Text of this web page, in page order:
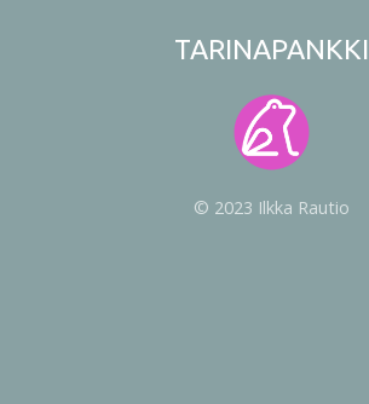
TARINAPANKKI
© 2023 Ilkka Rautio